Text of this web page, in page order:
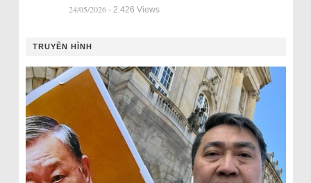
24/05/2026 - 2.426 Views
TRUYỀN HÌNH